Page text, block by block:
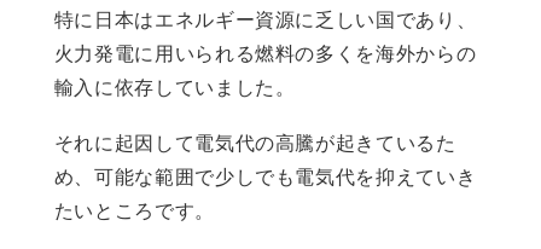
特に日本はエネルギー資源に乏しい国であり、
火力発電に用いられる燃料の多くを海外からの
輸入に依存していました。
それに起因して電気代の高騰が起きているた
め、可能な範囲で少しでも電気代を抑えていき
たいところです。